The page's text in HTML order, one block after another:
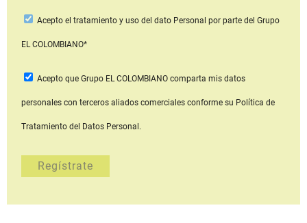
Acepto el tratamiento y uso del dato Personal por parte del Grupo
EL COLOMBIANO*
Acepto que Grupo EL COLOMBIANOcomparta mis datos
personales con terceros aliados comerciales conforme su Política de
Tratamiento del Datos Personal.